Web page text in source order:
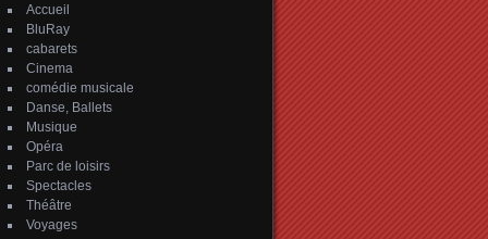
Accueil
BluRay
cabarets
Cinema
comédie musicale
Danse, Ballets
Musique
Opéra
Parc de loisirs
Spectacles
Théâtre
Voyages